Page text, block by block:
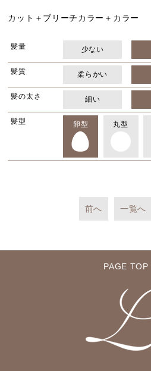
カット＋ブリーチカラー＋カラー
髪量 少ない
髪質 柔らかい
髪の太さ 細い
髪型 卵型 丸型
前へ 一覧へ
PAGE TOP